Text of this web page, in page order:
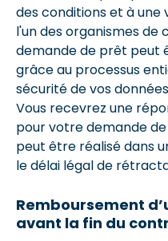
des conditions et à
l'un des organismes de
demande de prêt peut
grâce au processus
sécurité de vos
Vous recevrez une
pour votre demande
peut être réalisé dans
le délai légal de
Remboursement
avant la fin du